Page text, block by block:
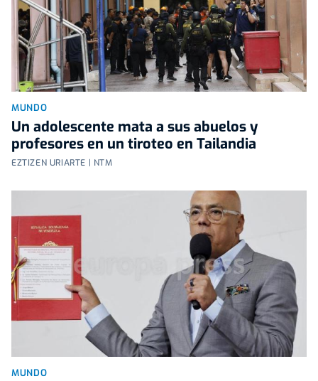
MUNDO
Un adolescente mata a sus abuelos y
profesores en un tiroteo en Tailandia
EZTIZEN URIARTE | NTM
MUNDO